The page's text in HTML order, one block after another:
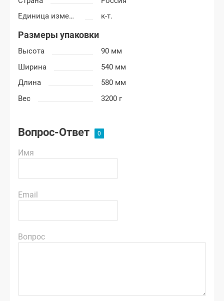
Единица измерения
к-т.
Размеры упаковки
Высота
90 мм
Ширина
540 мм
Длина
580 мм
Вес
3200 г
Вопрос-Ответ
Имя
Email
Вопрос